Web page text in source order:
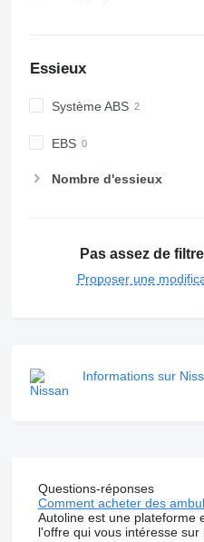
Essieux
Système ABS
EBS
Nombre d'essieux
Pas assez de
Proposer une
Informations sur
Questions-réponses
Comment acheter des
Autoline est une plateforme
l'offre qui vous intéresse